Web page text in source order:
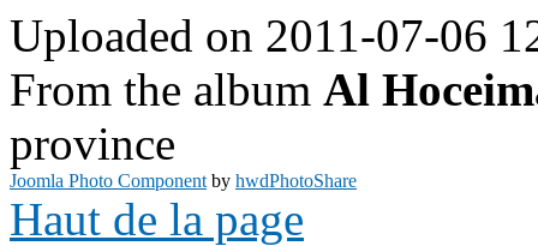
Uploaded on 2011-07-06
From the album Al
province
Joomla Photo Component by hwdPhotoShare
Haut de la page